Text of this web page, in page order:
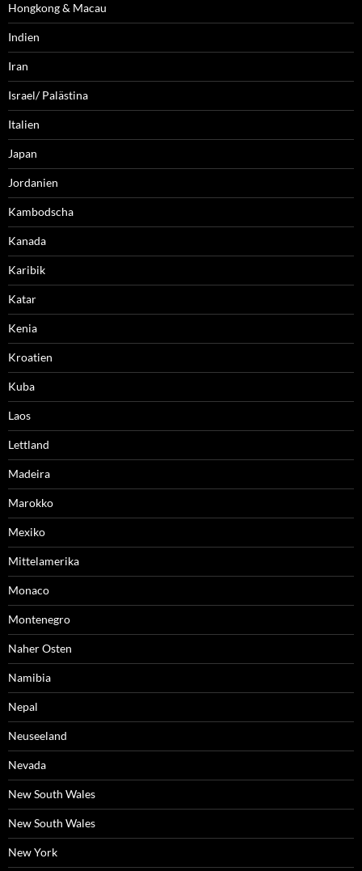
Hongkong & Macau
Indien
Iran
Israel/ Palästina
Italien
Japan
Jordanien
Kambodscha
Kanada
Karibik
Katar
Kenia
Kroatien
Kuba
Laos
Lettland
Madeira
Marokko
Mexiko
Mittelamerika
Monaco
Montenegro
Naher Osten
Namibia
Nepal
Neuseeland
Nevada
New South Wales
New South Wales
New York